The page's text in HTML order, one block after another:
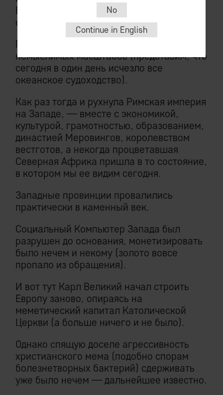
Востока и Египта) разрушилось в
считанные годы.
Произошла экономическая катастрофа
немыслимых масштабов (представим, что
сегодня в один день исчезло все
океанское судоходство).
Как раз тогда и рухнула Римская империя
на Западе, — вместе с экономикой,
культурой, грамотностью, образованием,
династией Меровингов, королевством
вестготов, а некогда процветавшая
Северная Африка пришла в то состояние,
в котором мы ее видим сегодня.
Западные провинции провалились
практически в каменный век.
Социальный Компьютер Запада был
разрушен до основания, монетизировать
было нечем и некому (золото вовсе
пропало из обращения).
И вот тут Карл Великий начал строить
Европу заново, опираясь на
меметический капитал Католической
Церкви (а больше ничего и не было).
Однако спящую доселе агрессивность
христианского мема (подобно спорам
болезнетворных бактерий) сдерживать
уже было нечем — дальнейшее известно.
No
Continue in English